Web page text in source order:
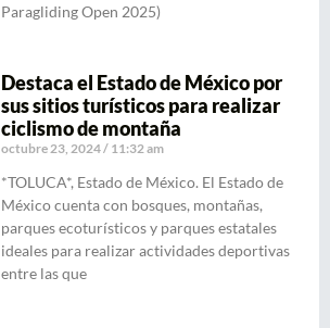
Paragliding Open 2025)
Destaca el Estado de México por
sus sitios turísticos para realizar
ciclismo de montaña
octubre 23, 2024 11:32 am
*TOLUCA*, Estado de México. El Estado de
México cuenta con bosques, montañas,
parques ecoturísticos y parques estatales
ideales para realizar actividades deportivas
entre las que